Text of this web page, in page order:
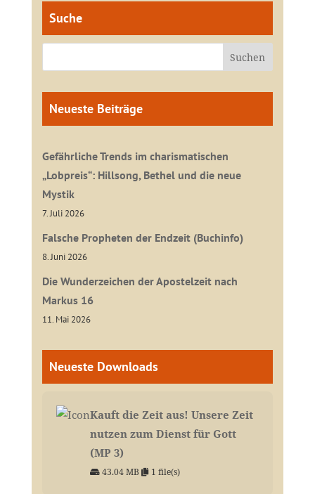
Suche
Neueste Beiträge
Gefährliche Trends im charismatischen
„Lobpreis“: Hillsong, Bethel und die neue
Mystik
7. Juli 2026
Falsche Propheten der Endzeit (Buchinfo)
8. Juni 2026
Die Wunderzeichen der Apostelzeit nach
Markus 16
11. Mai 2026
Neueste Downloads
Kauft die Zeit aus! Unsere Zeit
nutzen zum Dienst für Gott
(MP 3)
43.04 MB 1 file(s)